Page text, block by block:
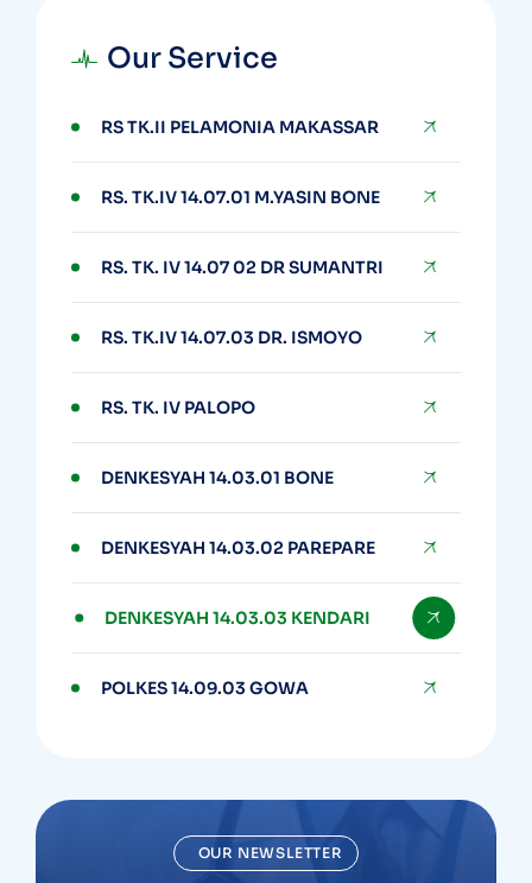
Our Service
RS TK.II PELAMONIA MAKASSAR
RS. TK.IV 14.07.01 M.YASIN BONE
RS. TK. IV 14.07 02 DR SUMANTRI
RS. TK.IV 14.07.03 DR. ISMOYO
RS. TK. IV PALOPO
DENKESYAH 14.03.01 BONE
DENKESYAH 14.03.02 PAREPARE
DENKESYAH 14.03.03 KENDARI
POLKES 14.09.03 GOWA
OUR NEWSLETTER